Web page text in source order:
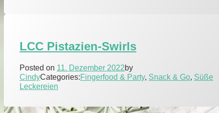
LCC Pistazien-Swirls
Posted on 11. Dezember 2022by
CindyCategories:Fingerfood & Party, Snack & Go, Süße
Leckereien